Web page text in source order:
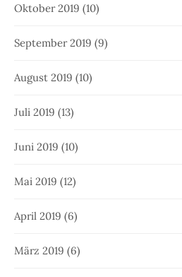
Oktober 2019 (10)
September 2019 (9)
August 2019 (10)
Juli 2019 (13)
Juni 2019 (10)
Mai 2019 (12)
April 2019 (6)
März 2019 (6)